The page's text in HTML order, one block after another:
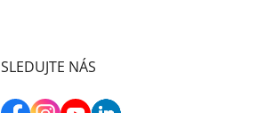
SLEDUJTE NÁS